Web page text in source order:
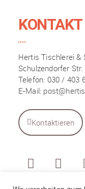
KONTAKT
Hertis Tischlerei &
Schulzendorfer
Telefon: 030 / 403
E-Mail:
Kontaktieren